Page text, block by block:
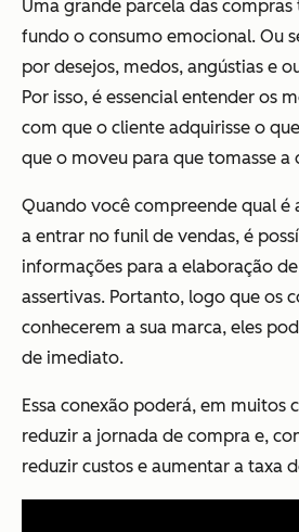
Uma grande parcela das
fundo o consumo emocional. Ou
por desejos, medos, angústias e
Por isso, é essencial entender os
com que o cliente adquirisse o
que o moveu para que tomasse a
Quando você compreende qual é
a entrar no funil de vendas, é
informações para a elaboração
assertivas. Portanto, logo que os
conhecerem a sua marca, eles
de imediato.
Essa conexão poderá, em muitos
reduzir a jornada de compra e,
reduzir custos e aumentar a taxa